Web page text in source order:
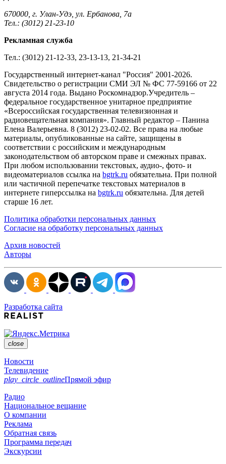
670000, г. Улан-Удэ, ул. Ербанова, 7а
Тел.: (3012) 21-23-10
Рекламная служба
Тел.: (3012) 21-12-33, 23-13-13, 21-34-21
Государственный интернет-канал "Россия" 2001-2026.
Cвидетельство о регистрации СМИ ЭЛ № ФС 77-59166 от 22
августа 2014 года. Выдано Роскомнадзор.Учредитель –
федеральное государственное унитарное предприятие
«Всероссийская государственная телевизионная и
радиовещательная компания». Главный редактор – Панина
Елена Валерьевна. 8 (3012) 23-02-02. Все права на любые
материалы, опубликованные на сайте, защищены в
соответствии с российским и международным
законодательством об авторском праве и смежных правах.
При любом использовании текстовых, аудио-, фото- и
видеоматериалов ссылка на bgtrk.ru обязательна. При полной
или частичной перепечатке текстовых материалов в
интернете гиперссылка на bgtrk.ru обязательна. Для детей
старше 16 лет.
Политика обработки персональных данных
Согласие на обработку персональных данных
Архив новостей
Авторы
Разработка сайта
close
Новости
Телевидение
play_circle_outlineПрямой эфир
Радио
Национальное вещание
О компании
Реклама
Обратная связь
Программа передач
Экскурсии